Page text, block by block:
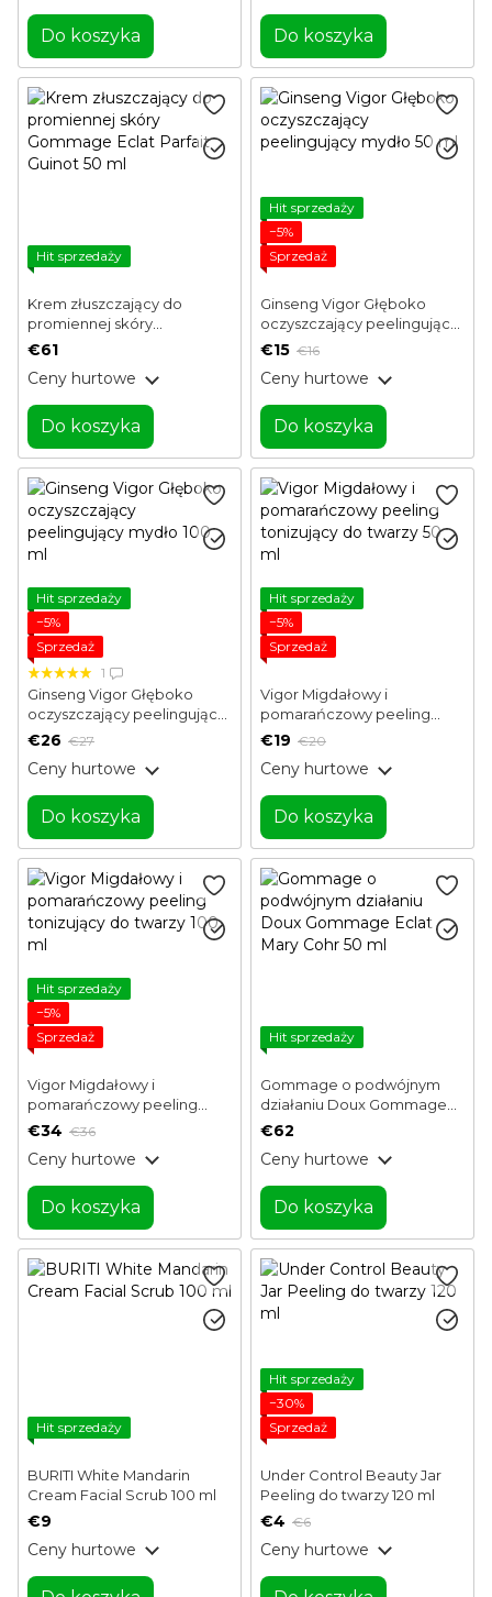
Do koszyka Do koszyka
Hit sprzedaży
Krem złuszczający do
promiennej skóry
Gommage Eclat Parfait
€61
Ceny hurtowe
Do koszyka
Hit sprzedaży
−5%
Sprzedaż
Ginseng Vigor Głęboko
oczyszczający peelingujący
mydło 50 ml
€15 €16
Ceny hurtowe
Do koszyka
Hit sprzedaży
−5%
Sprzedaż
1
Ginseng Vigor Głęboko
oczyszczający peelingujący
mydło 100 ml
€26 €27
Ceny hurtowe
Do koszyka
Hit sprzedaży
−5%
Sprzedaż
Vigor Migdałowy i
pomarańczowy peeling
tonizujący do twarzy 50 ml
€19 €20
Ceny hurtowe
Do koszyka
Hit sprzedaży
−5%
Sprzedaż
Vigor Migdałowy i
pomarańczowy peeling
tonizujący do twarzy 100 ml
€34 €36
Ceny hurtowe
Do koszyka
Hit sprzedaży
Gommage o podwójnym
działaniu Doux Gommage
Eclat Mary Cohr 50 ml
€62
Ceny hurtowe
Do koszyka
Hit sprzedaży
BURITI White Mandarin
Cream Facial Scrub 100 ml
€9
Ceny hurtowe
Hit sprzedaży
−30%
Sprzedaż
Under Control Beauty Jar
Peeling do twarzy 120 ml
€4 €6
Ceny hurtowe